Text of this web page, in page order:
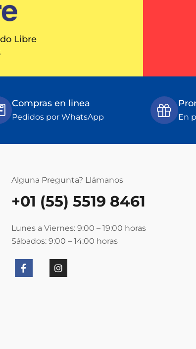
Libre
Compras en linea
Pedidos por WhatsApp En
Alguna Pregunta? Llámanos
+01 (55) 5519 8461
Lunes a Viernes: 9:00 – 19:00 horas
Sábados: 9:00 – 14:00 horas